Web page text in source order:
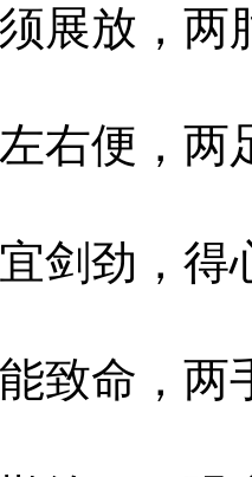
放，两
便，两
劲，得
命，两